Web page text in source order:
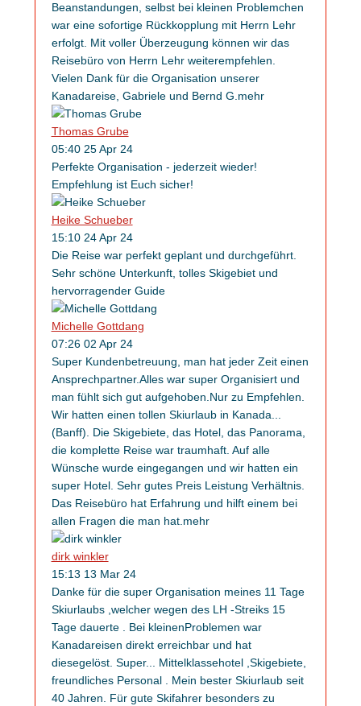
Beanstandungen, selbst bei kleinen Problemchen
war eine sofortige Rückkopplung mit Herrn Lehr
erfolgt. Mit voller Überzeugung können wir das
Reisebüro von Herrn Lehr weiterempfehlen.
Vielen Dank für die Organisation unserer
Kanadareise, Gabriele und Bernd G.mehr
Thomas Grube
05:40 25 Apr 24
Perfekte Organisation - jederzeit wieder!
Empfehlung ist Euch sicher!
Heike Schueber
15:10 24 Apr 24
Die Reise war perfekt geplant und durchgeführt.
Sehr schöne Unterkunft, tolles Skigebiet und
hervorragender Guide
Michelle Gottdang
07:26 02 Apr 24
Super Kundenbetreuung, man hat jeder Zeit einen
An­sprech­partner.Alles war super Organisiert und
man fühlt sich gut aufgehoben.Nur zu Empfehlen.
Wir hatten einen tollen Skiurlaub in Kanada...
(Banff). Die Skigebiete, das Hotel, das Panorama,
die komplette Reise war traumhaft. Auf alle
Wünsche wurde eingegangen und wir hatten ein
super Hotel. Sehr gutes Preis Leistung Verhältnis.
Das Reisebüro hat Erfahrung und hilft einem bei
allen Fragen die man hat.mehr
dirk winkler
15:13 13 Mar 24
Danke für die super Organisation meines 11 Tage
Skiurlaubs ,welcher wegen des LH -Streiks 15
Tage dauerte . Bei kleinenProblemen war
Kanadareisen direkt erreichbar und hat
diesegelöst. Super... Mittelklassehotel ,Skigebiete,
freundliches Personal . Mein bester Skiurlaub seit
40 Jahren. Für gute Skifahrer besonders zu